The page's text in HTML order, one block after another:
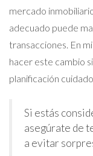
mercado
adecuado puede
transacciones. En
hacer este cambio
planificación
Si estás
asegúrate de
a evitar